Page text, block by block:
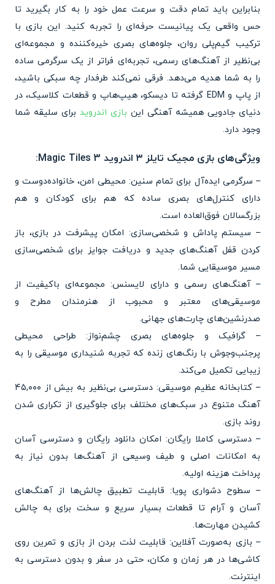
بنابراین باید تمام دقت و سرعت عمل خود را به کار بگیرید تا
حس واقعی یک پیانیست حرفه‌ای را تجربه کنید. این بازی با
ترکیب گیم‌پلی روان، جلوه‌های بصری خیره‌کننده و مجموعه‌ای
بی‌نظیر از آهنگ‌های رسمی، تجربه‌ای فراتر از یک سرگرمی ساده
را به شما هدیه می‌دهد. فرقی نمی‌کند طرفدار چه سبکی باشید،
از پاپ و EDM گرفته تا دیسکو، هیپ‌هاپ و قطعات کلاسیک، در
دنیای جادویی همیشه آهنگی این بازی اندروید برای سلیقه شما
وجود دارد.
ویژگی‌های بازی مجیک تایلز ۳ اندروید Magic Tiles 3:
– سرگرمی ایده‌آل برای تمام سنین: محیطی امن، خانواده‌دوست و
دارای کنترل‌های بصری ساده که هم برای کودکان و هم
بزرگسالان فوق‌العاده است.
– سیستم پاداش و شخصی‌سازی: امکان پیشرفت در بازی، باز
کردن قفل آهنگ‌های جدید و دریافت جوایز برای شخصی‌سازی
مسیر موسیقایی شما.
– آهنگ‌های رسمی و دارای لایسنس: مجموعه‌ای باکیفیت از
موسیقی‌های معتبر و محبوب از هنرمندان مطرح و
صدرنشین‌های چارت‌های جهانی.
– گرافیک و جلوه‌های بصری چشم‌نواز: طراحی محیطی
پرجنب‌وجوش با رنگ‌های زنده که تجربه شنیداری موسیقی را به
زیبایی تکمیل می‌کند.
– کتابخانه عظیم موسیقی: دسترسی بی‌نظیر به بیش از ۴۵,۰۰۰
آهنگ متنوع در سبک‌های مختلف برای جلوگیری از تکراری شدن
روند بازی.
– دسترسی کاملا رایگان: امکان دانلود رایگان و دسترسی آسان
به امکانات اصلی و طیف وسیعی از آهنگ‌ها بدون نیاز به
پرداخت هزینه اولیه.
– سطوح دشواری پویا: قابلیت تطبیق چالش‌ها از آهنگ‌های
آسان و آرام تا قطعات بسیار سریع و سخت برای به چالش
کشیدن مهارت‌ها.
– بازی به‌صورت آفلاین: قابلیت لذت بردن از بازی و تمرین روی
کاشی‌ها در هر زمان و مکان، حتی در سفر و بدون دسترسی به
اینترنت.